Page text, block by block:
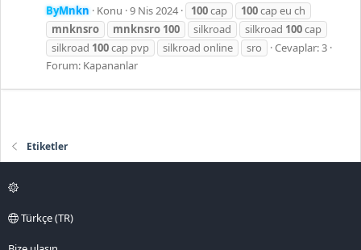
ByMnkn Konu 9 Nis 2024 100cap 100cap eu ch
mnknsro
mnknsro 100 silkroad silkroad 100cap
silkroad 100cap pvp silkroad online sro
Cevaplar: 3
Forum: Kapananlar
Etiketler
Türkçe (TR)